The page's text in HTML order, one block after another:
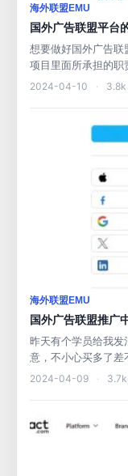
海外联盟EMU
国外广告联盟平台
想要做好国外广告联
项目里面所承担的
2024-04-10 · 3.8k
海外联盟EMU
国外广告联盟推广
昨天有个学员给我发
意，不小心买多了
2024-04-09 ·